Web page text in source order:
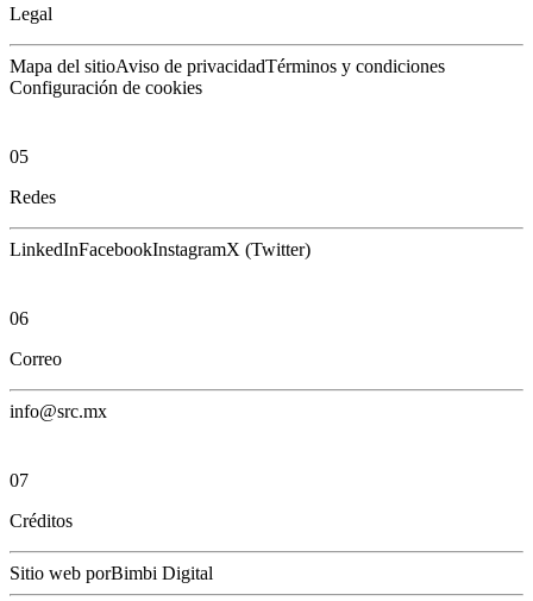
Legal
Mapa del sitioAviso de privacidadTérminos y condiciones
Configuración de cookies
05
Redes
LinkedInFacebookInstagramX (Twitter)
06
Correo
info@src.mx
07
Créditos
Sitio web porBimbi Digital